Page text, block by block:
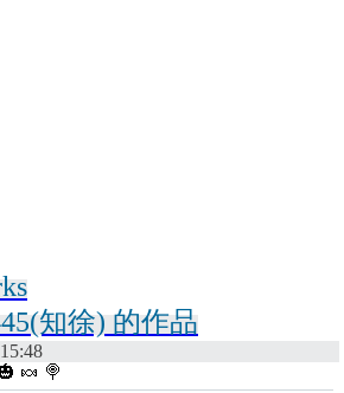
知徐) 的作品
🍬 🍭